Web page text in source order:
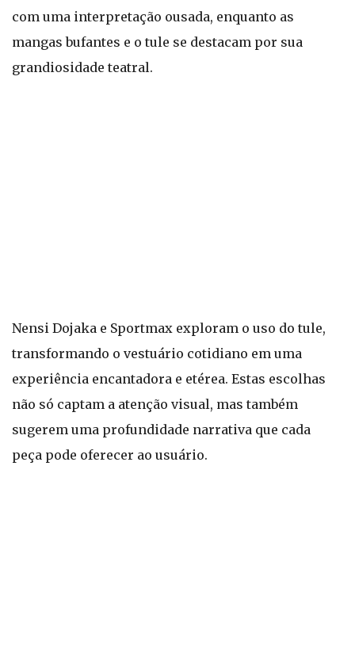
com uma interpretação ousada, enquanto as
mangas bufantes e o tule se destacam por sua
grandiosidade teatral.
Nensi Dojaka e Sportmax exploram o uso do tule,
transformando o vestuário cotidiano em uma
experiência encantadora e etérea. Estas escolhas
não só captam a atenção visual, mas também
sugerem uma profundidade narrativa que cada
peça pode oferecer ao usuário.